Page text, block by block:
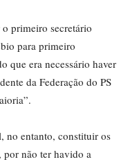
primeiro secretário
para primeiro
que era necessário haver
da Federação do PS
no entanto, constituir os
por não ter havido a